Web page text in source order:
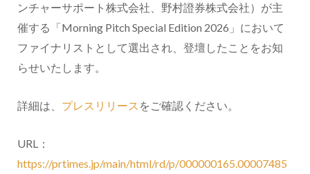
ンチャーサポート株式会社、野村證券株式会社）が主
催する「Morning Pitch Special Edition 2026」において
ファイナリストとして選出され、登壇したことをお知
らせいたします。
詳細は、 プレスリリース をご確認ください。
URL：
https://prtimes.jp/main/html/rd/p/000000165.00007485